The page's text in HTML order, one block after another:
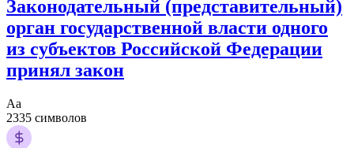
Законодательный (представительный)
орган государственной власти одного
из субъектов Российской Федерации
принял закон
Аа
2335 символов